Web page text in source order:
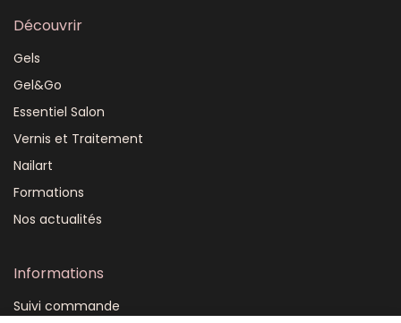
Découvrir
Gels
Gel&Go
Essentiel Salon
Vernis et Traitement
Nailart
Formations
Nos actualités
Informations
Suivi commande